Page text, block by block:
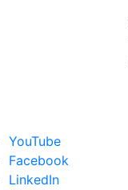
YouTube
Facebook
LinkedIn